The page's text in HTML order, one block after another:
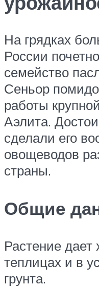
На грядках
России
семейство
Сеньор
работы
Аэлита.
сделали его
овощеводов
страны.
Общие
Растение
теплицах и в
грунта.